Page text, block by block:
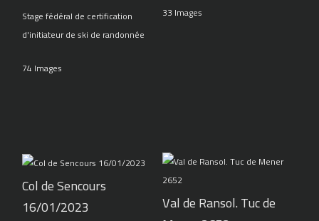
Stage fédéral de certification
d'initiateur de ski de randonnée
74 Images
33 Images
Col de Sencours
16/01/2023
Val de Ransol. Tuc de